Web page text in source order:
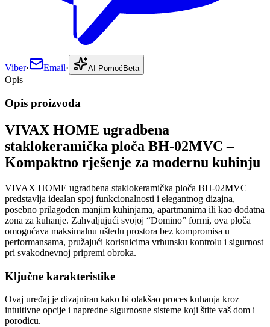
Viber· Email· AI Pomoć Beta
Opis
Opis proizvoda
VIVAX HOME ugradbena
staklokeramička ploča BH-02MVC –
Kompaktno rješenje za modernu kuhinju
VIVAX HOME ugradbena staklokeramička ploča BH-02MVC
predstavlja idealan spoj funkcionalnosti i elegantnog dizajna,
posebno prilagođen manjim kuhinjama, apartmanima ili kao dodatna
zona za kuhanje. Zahvaljujući svojoj “Domino” formi, ova ploča
omogućava maksimalnu uštedu prostora bez kompromisa u
performansama, pružajući korisnicima vrhunsku kontrolu i sigurnost
pri svakodnevnoj pripremi obroka.
Ključne karakteristike
Ovaj uređaj je dizajniran kako bi olakšao proces kuhanja kroz
intuitivne opcije i napredne sigurnosne sisteme koji štite vaš dom i
porodicu.